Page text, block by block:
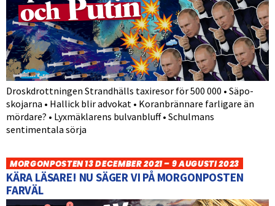
Droskdrottningen Strandhälls taxiresor för 500 000 • Säpo-
skojarna • Hallick blir advokat • Koranbrännare farligare än
mördare? • Lyxmäklarens bulvanbluff • Schulmans
sentimentala sörja
MORGONPOSTEN 13 DECEMBER 2021 – 9 AUGUSTI 2023
KÄRA LÄSARE! NU SÄGER VI PÅ MORGONPOSTEN
FARVÄL